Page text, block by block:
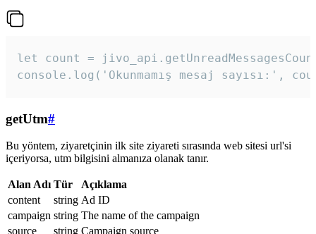
let count =
console.log('Okunmamış mesaj sayısı:',
getUtm#
Bu yöntem, ziyaretçinin ilk site ziyareti sırasında web sitesi url'si
içeriyorsa, utm bilgisini almanıza olanak tanır.
Alan Adı Tür
Açıklama
content
string Ad ID
campaign string The name of the campaign
source
string Campaign source